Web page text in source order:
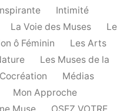
Intimité
La Voie des Muses
Le
ô Féminin
Les Arts
Les Muses de la
Cocréation
Médias
Mon Approche